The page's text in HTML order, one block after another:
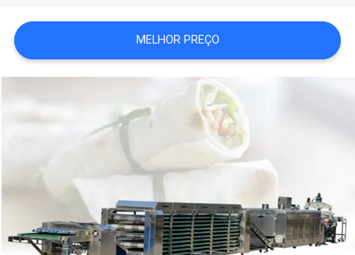
SITE
PRIVACY
POLICY
MELHOR PREÇO